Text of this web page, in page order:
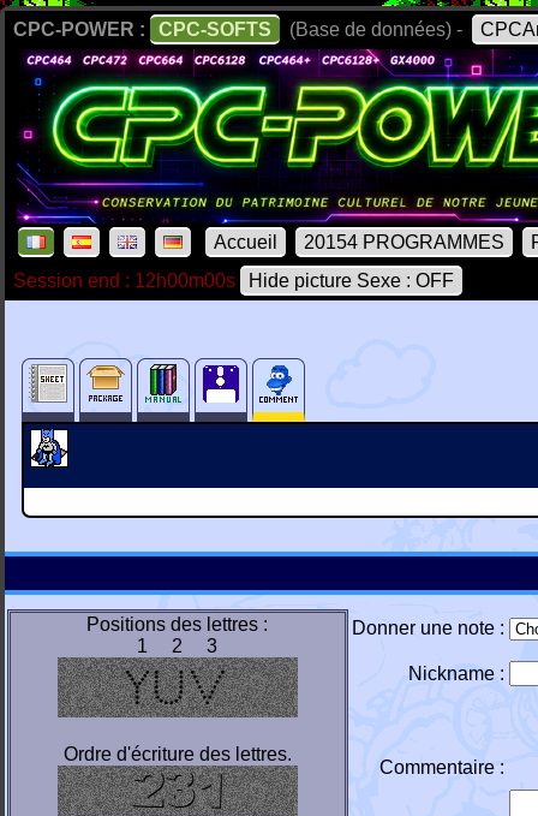
CPC-POWER : CPC-SOFTS (Base de données) -
Accueil 20154 PROGRAMMES
Session end : 12h00m00s
Hide picture Sexe : OFF
Positions des lettres :
1 2 3
Ordre d'écriture des lettres.
Donner une note :
Nickname :
Commentaire :